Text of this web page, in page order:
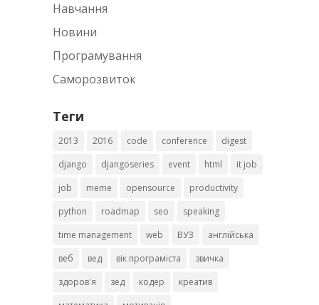
Навчання
Новини
Програмування
Саморозвиток
Теги
2013 2016 code conference
digest
django
djangoseries event html
it job
job
meme opensource
productivity
python
roadmap seo
speaking
time management
web ВУЗ
англійська
веб
вед вік програміста
звичка
здоров'я
зед кодер
креатив